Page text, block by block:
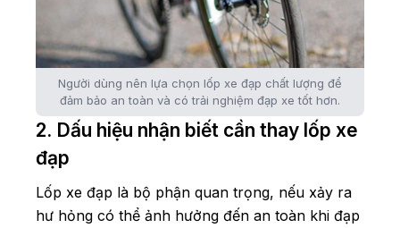
Người dùng nên lựa chọn lốp xe đạp chất lượng để
đảm bảo an toàn và có trải nghiệm đạp xe tốt hơn.
2. Dấu hiệu nhận biết cần thay lốp xe
đạp
Lốp xe đạp là bộ phận quan trọng, nếu xảy ra
hư hỏng có thể ảnh hưởng đến an toàn khi đạp